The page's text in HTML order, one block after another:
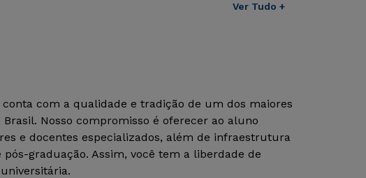
Ver Tudo +
com a qualidade e tradição de um dos maiores
Nosso compromisso é oferecer ao aluno
e docentes especializados, além de infraestrutura
graduação. Assim, você tem a liberdade de
Rápido e fácil
WhatsApp
Rápido e fácil
WhatsApp